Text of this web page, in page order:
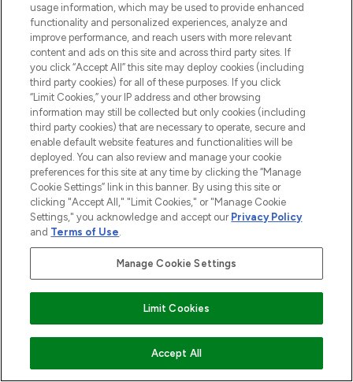
ZUM WARENKORB HINZUFÜGEN
usage information, which may be used to provide enhanced
functionality and personalized experiences, analyze and
improve performance, and reach users with more relevant
content and ads on this site and across third party sites. If
you click “Accept All” this site may deploy cookies (including
third party cookies) for all of these purposes. If you click
“Limit Cookies,” your IP address and other browsing
information may still be collected but only cookies (including
third party cookies) that are necessary to operate, secure and
enable default website features and functionalities will be
deployed. You can also review and manage your cookie
preferences for this site at any time by clicking the “Manage
Cookie Settings” link in this banner. By using this site or
clicking "Accept All," "Limit Cookies," or "Manage Cookie
Settings," you acknowledge and accept our Privacy Policy
and Terms of Use.
Manage Cookie Settings
Limit Cookies
Accept All